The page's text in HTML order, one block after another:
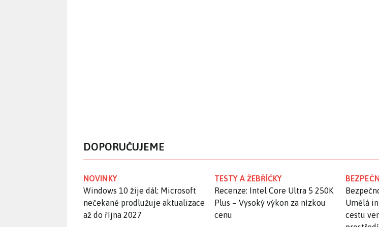
DOPORUČUJEME
NOVINKY
Windows 10 žije dál: Microsoft
nečekaně prodlužuje aktualizace
až do října 2027
TESTY A ŽEBŘÍČKY
Recenze: Intel Core Ultra 5 250K
Plus – Vysoký výkon za nízkou
cenu
Umělá
cestu